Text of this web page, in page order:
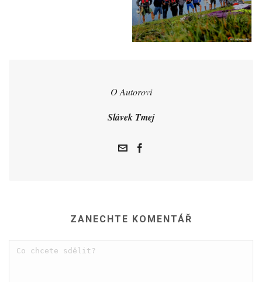
O Autorovi
Slávek Tmej
ZANECHTE KOMENTÁŘ